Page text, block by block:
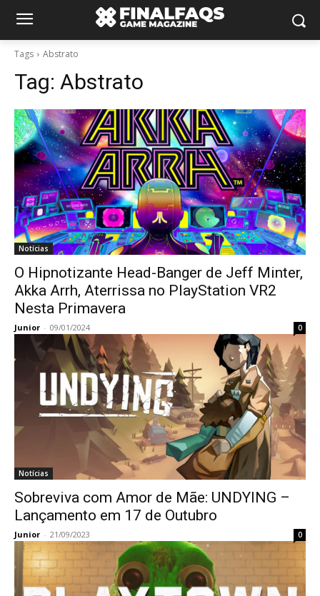
Tags Abstrato
Tag: Abstrato
Notícias
O Hipnotizante Head-Banger de Jeff Minter,
Akka Arrh, Aterrissa no PlayStation VR2
Nesta Primavera
Junior - 09/01/2024 0
Notícias
Sobreviva com Amor de Mãe: UNDYING –
Lançamento em 17 de Outubro
Junior - 21/09/2023 0